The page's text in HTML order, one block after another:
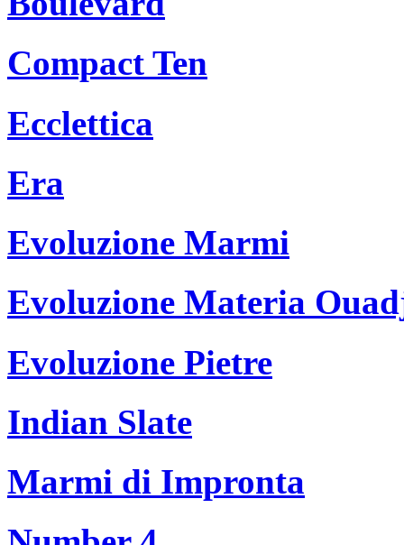
Compact Ten
Ecclettica
Era
Evoluzione Marmi
Evoluzione Materia
Evoluzione Pietre
Indian Slate
Marmi di Impronta